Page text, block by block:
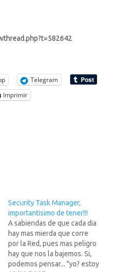
Telegram
Imprimir
Security Task Manager,
importantisimo de tener!!!
A sabiendas de que cada dia
hay mas mierda que corre
por la Red, pues mas peligro
hay que nos la bajemos. Si,
podemos pensar... "yo? estoy